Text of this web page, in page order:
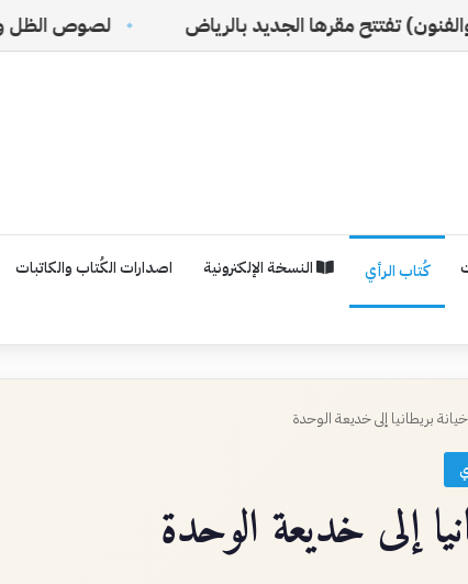
الجديد بالرياض لصوص الظل والفساد الرمادي
كُتاب الرأي النسخة الإلكترونية اصدارات الكُتاب والكاتبات